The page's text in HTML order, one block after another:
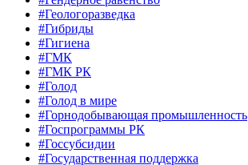
#Геологоразведка
#Гибриды
#Гигиена
#ГМК
#ГМК РК
#Голод
#Голод в мире
#Горнодобывающая промышленность
#Госпрограммы РК
#Госсубсидии
#Государственная поддержка